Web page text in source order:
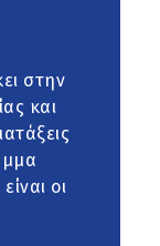
στην
και
οι